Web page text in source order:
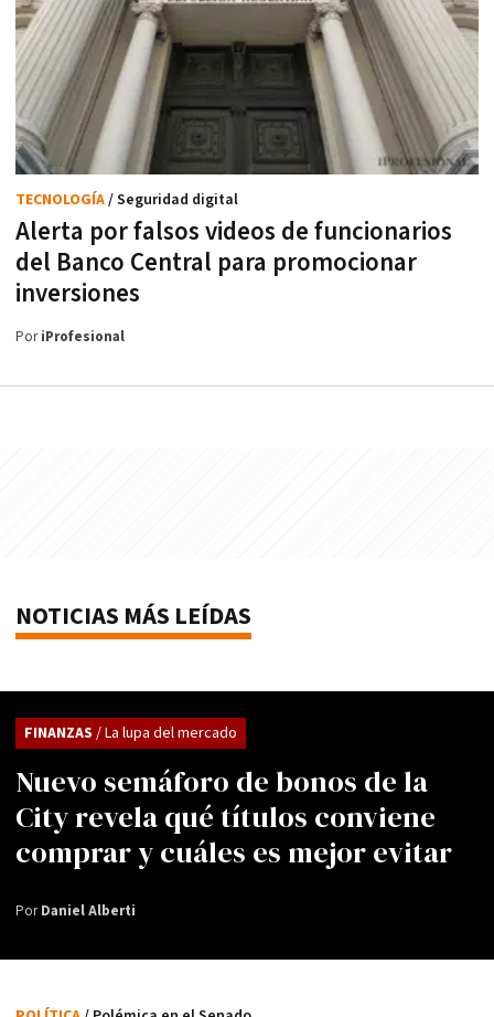
Alerta por falsos videos de funcionarios
del Banco Central para promocionar
inversiones
TECNOLOGÍA/ Seguridad digital
PoriProfesional
NOTICIAS MÁS LEÍDAS
Nuevo semáforo de bonos de la
City revela qué títulos conviene
comprar y cuáles es mejor evitar
FINANZAS / La lupa del mercado
PorDaniel Alberti